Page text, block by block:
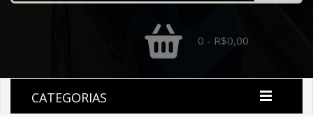
0 - R$0,00
CATEGORIAS